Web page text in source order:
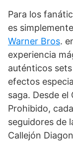
Para los
es
Warner Bros.
experiencia
auténticos
efectos
saga. Desde
Prohibido,
seguidores de
Callejón